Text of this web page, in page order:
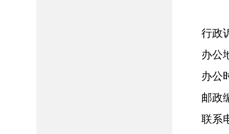
行政诉
办公地
办公时
邮政编
联系电